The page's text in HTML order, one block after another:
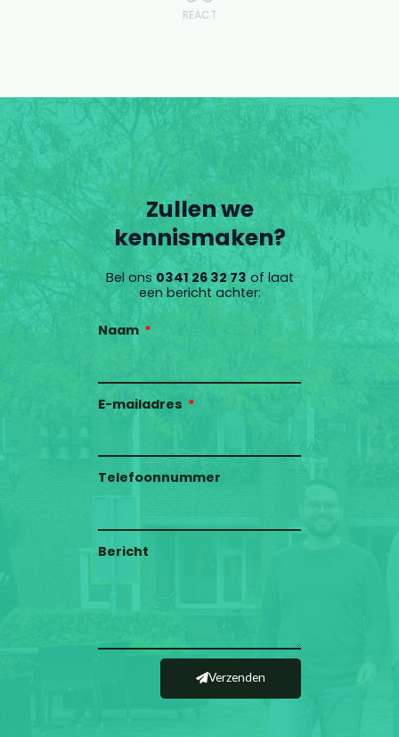
REACT
Zullen we
kennismaken?
Bel ons 0341 26 32 73of laat
een bericht achter:
Naam
E-mailadres
Telefoonnummer
Bericht
Verzenden